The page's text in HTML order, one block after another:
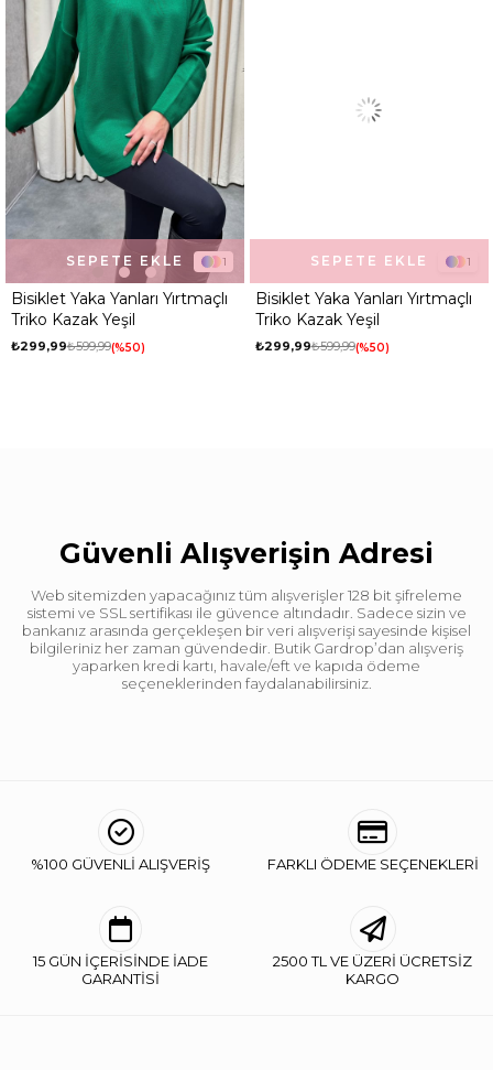
1
Bisiklet Yaka Yanları Yırtmaçlı
Triko Kazak Yeşil
₺299,99₺599,99 %50
SEPETE EKLE 1
Bisiklet Yaka Yanları Yırtmaçlı
Triko Kazak Yeşil
₺299,99₺599,99 %50
SEPETE EKLE
Güvenli Alışverişin Adresi
Web sitemizden yapacağınız tüm alışverişler 128 bit şifreleme
sistemi ve SSL sertifikası ile güvence altındadır. Sadece sizin ve
bankanız arasında gerçekleşen bir veri alışverişi sayesinde kişisel
bilgileriniz her zaman güvendedir. Butik Gardrop’dan alışveriş
yaparken kredi kartı, havale/eft ve kapıda ödeme
seçeneklerinden faydalanabilirsiniz.
%100 GÜVENLİ ALIŞVERİŞ FARKLI ÖDEME SEÇENEKLERİ
15 GÜN İÇERİSİNDE İADE
GARANTİSİ
2500 TL VE ÜZERİ ÜCRETSİZ
KARGO